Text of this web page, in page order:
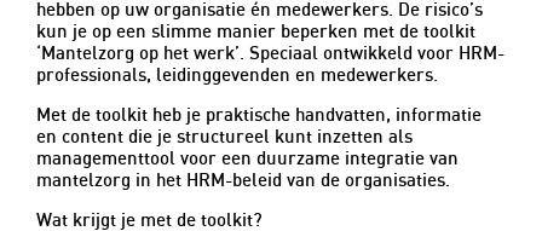
hebben op uw organisatie én medewerkers. De risico’s
kun je op een slimme manier beperken met de toolkit
‘Mantelzorg op het werk’. Speciaal ontwikkeld voor HRM-
professionals, leidinggevenden en medewerkers.
Met de toolkit heb je praktische handvatten, informatie
en content die je structureel kunt inzetten als
managementtool voor een duurzame integratie van
mantelzorg in het HRM-beleid van de organisaties.
Wat krijgt je met de toolkit?